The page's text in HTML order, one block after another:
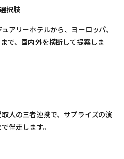
択肢
アリーホテルから、ヨーロッパ、
で、国内外を横断して提案しま
人の三者連携で、サプライズの演
伴走します。